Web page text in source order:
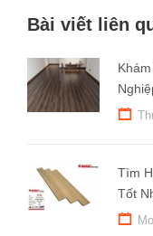
Bài viết liên
Tìm
Tốt